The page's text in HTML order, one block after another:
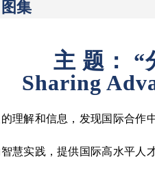
图集
主 题： “
Sharing
理解和信息，发现国际合作
慧实践，提供国际高水平人